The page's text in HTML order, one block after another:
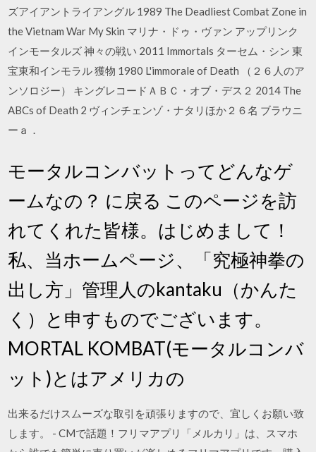
ズアイアントライアングル 1989 The Deadliest Combat Zone in
the Vietnam War My Skin マリナ・ドゥ・ヴァン アップリンク
インモータルズ 神々の戦い 2011 Immortals ターセム・シン 東
宝東和インモラル 獲物 1980 L'immorale of Death （２６人のア
ンソロジー） キングレコードＡＢＣ・オブ・デス２ 2014 The
ABCs of Death 2 ヴィンチェンゾ・ナタリほか２６名 ブラウニ
ーａ．
モータルコンバットってどんなゲ
ームなの？ に戻る このページを訪
れてくれた皆様。はじめまして！
私、当ホームページ、「究極神拳の
出し方」管理人のkantaku（かんた
く）と申すものでございます。
MORTAL KOMBAT(モータルコンバ
ット)とはアメリカの
出来るだけスムーズな取引を頑張りますので、宜しくお願い致
します。 - CMで話題！フリマアプリ「メルカリ」は、スマホ